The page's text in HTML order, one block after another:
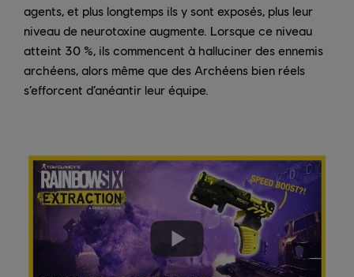
agents, et plus longtemps ils y sont exposés, plus leur
niveau de neurotoxine augmente. Lorsque ce niveau
atteint 30 %, ils commencent à halluciner des ennemis
archéens, alors même que des Archéens bien réels
s’efforcent d’anéantir leur équipe.